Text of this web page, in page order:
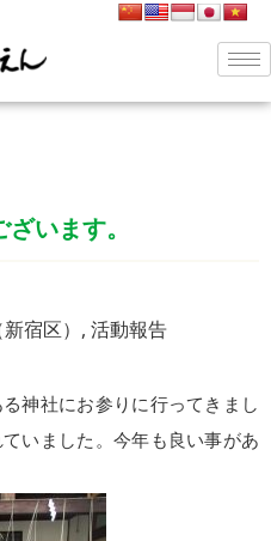
います。
宿区） , 活動報告
神社にお参りに行ってきまし
いました。今年も良い事があ